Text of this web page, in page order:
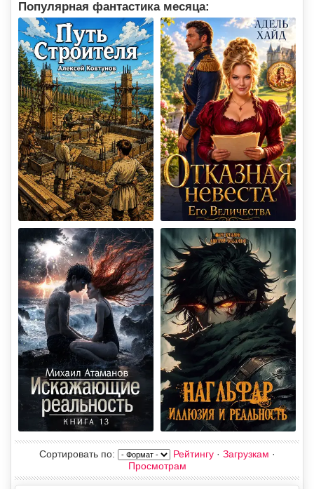
Популярная фантастика месяца:
Сортировать по: Рейтингу· Загрузкам ·
Просмотрам